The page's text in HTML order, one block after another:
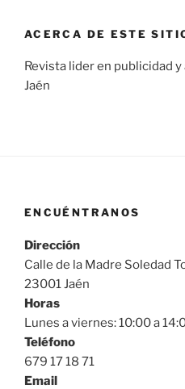
ACERCA DE ESTE
Revista lider en publicidad
Jaén
ENCUÉNTRANOS
Dirección
Calle de la Madre Soledad
23001 Jaén
Horas
Lunes a viernes: 10:00 a
Teléfono
679 17 18 71
Email